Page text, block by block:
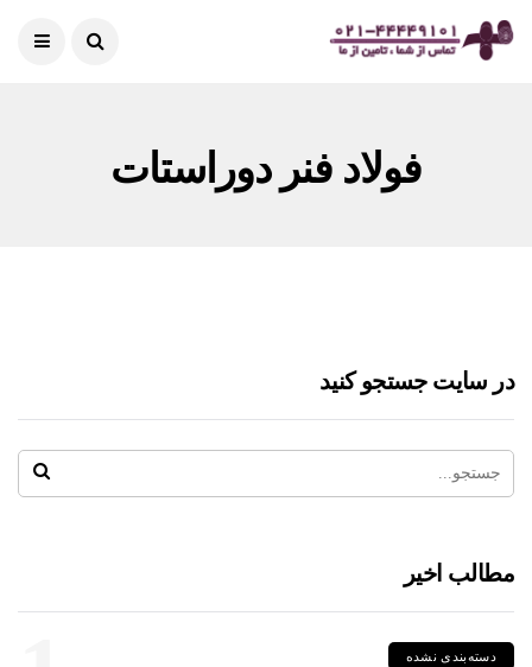
فولاد فنر دوراستات
در سایت جستجو کنید
مطالب اخیر
دسته‌بندی نشده